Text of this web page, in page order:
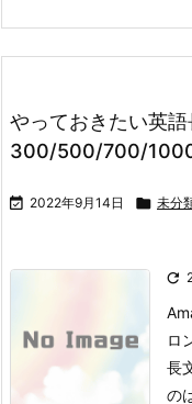
やっておきたい英
300/500/700/1000
 2022年9月14日  未分

ロ
長
の